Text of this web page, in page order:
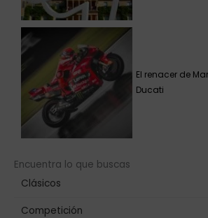
El renacer de
Ducati
Encuentra lo que buscas
Clásicos
Competición